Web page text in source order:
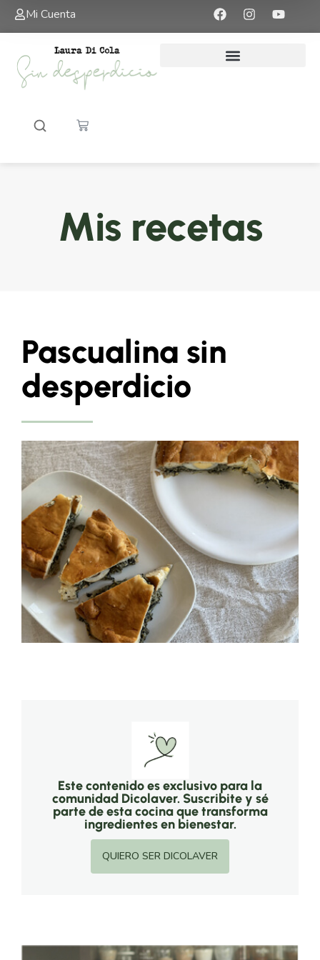
Mi Cuenta
Mis recetas
Pascualina sin
desperdicio
Este contenido es exclusivo para la
comunidad Dicolaver. Suscribite y sé
parte de esta cocina que transforma
ingredientes en bienestar.
QUIERO SER DICOLAVER